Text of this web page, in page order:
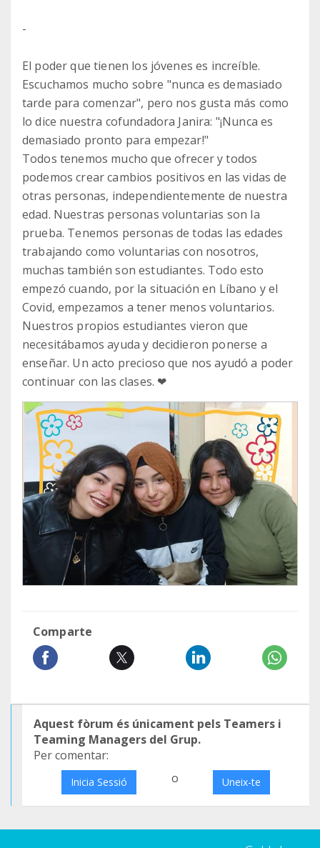
-
El poder que tienen los jóvenes es increíble.
Escuchamos mucho sobre "nunca es demasiado
tarde para comenzar", pero nos gusta más como
lo dice nuestra cofundadora Janira: "¡Nunca es
demasiado pronto para empezar!"
Todos tenemos mucho que ofrecer y todos
podemos crear cambios positivos en las vidas de
otras personas, independientemente de nuestra
edad. Nuestras personas voluntarias son la
prueba. Tenemos personas de todas las edades
trabajando como voluntarias con nosotros,
muchas también son estudiantes. Todo esto
empezó cuando, por la situación en Líbano y el
Covid, empezamos a tener menos voluntarios.
Nuestros propios estudiantes vieron que
necesitábamos ayuda y decidieron ponerse a
enseñar. Un acto precioso que nos ayudó a poder
continuar con las clases. ❤
Comparte
Aquest fòrum és únicament pels Teamers i
Teaming Managers del Grup.
Per comentar:
Inicia Sessió o Uneix-te